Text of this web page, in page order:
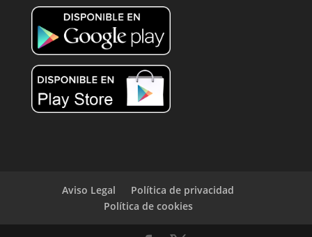
Aviso Legal
Política de privacidad
Política de cookies